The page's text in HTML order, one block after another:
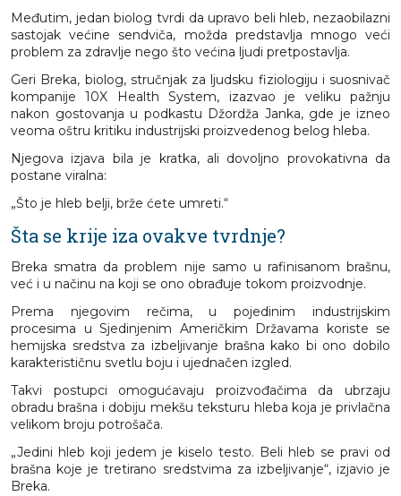
Međutim, jedan biolog tvrdi da upravo beli hleb, nezaobilazni
sastojak većine sendviča, možda predstavlja mnogo veći
problem za zdravlje nego što većina ljudi pretpostavlja.
Geri Breka, biolog, stručnjak za ljudsku fiziologiju i suosnivač
kompanije 10X Health System, izazvao je veliku pažnju
nakon gostovanja u podkastu Džordža Janka, gde je izneo
veoma oštru kritiku industrijski proizvedenog belog hleba.
Njegova izjava bila je kratka, ali dovoljno provokativna da
postane viralna:
„Što je hleb belji, brže ćete umreti.“
Šta se krije iza ovakve tvrdnje?
Breka smatra da problem nije samo u rafinisanom brašnu,
već i u načinu na koji se ono obrađuje tokom proizvodnje.
Prema njegovim rečima, u pojedinim industrijskim
procesima u Sjedinjenim Američkim Državama koriste se
hemijska sredstva za izbeljivanje brašna kako bi ono dobilo
karakterističnu svetlu boju i ujednačen izgled.
Takvi postupci omogućavaju proizvođačima da ubrzaju
obradu brašna i dobiju mekšu teksturu hleba koja je privlačna
velikom broju potrošača.
„Jedini hleb koji jedem je kiselo testo. Beli hleb se pravi od
brašna koje je tretirano sredstvima za izbeljivanje“, izjavio je
Breka.